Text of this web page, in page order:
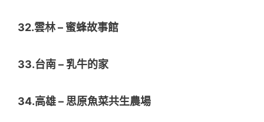
32.雲林 – 蜜蜂故事館
33.台南 – 乳牛的家
34.高雄 – 思原魚菜共生農場